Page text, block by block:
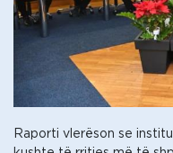
Raporti vlerëson se